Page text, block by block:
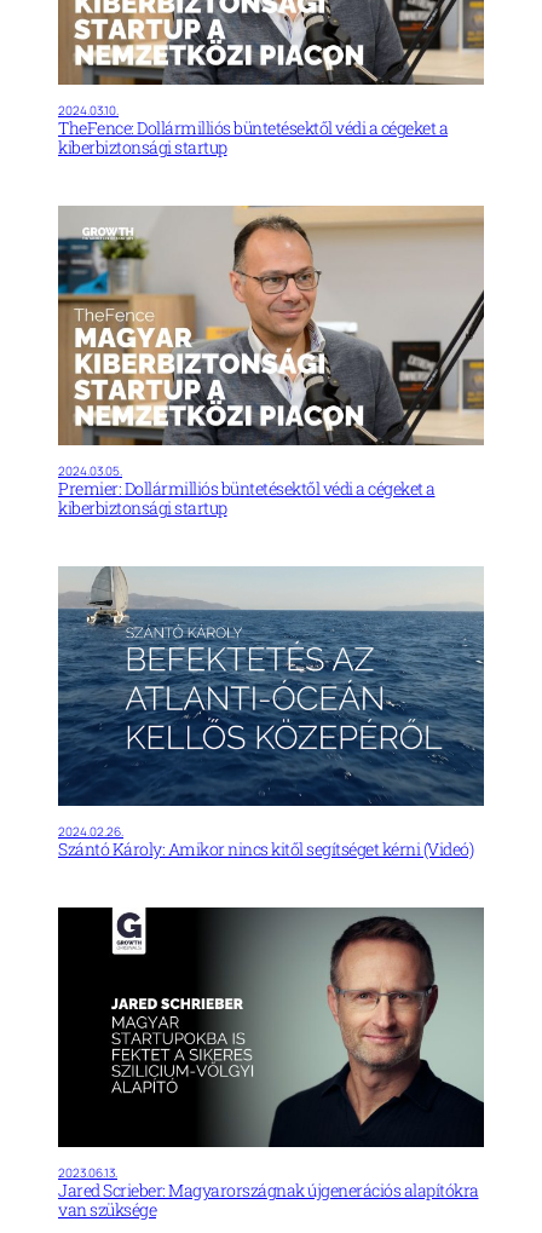
2024.03.10.
TheFence: Dollármilliós büntetésektől védi a cégeket a
kiberbiztonsági startup
2024.03.05.
Premier: Dollármilliós büntetésektől védi a cégeket a
kiberbiztonsági startup
2024.02.26.
Szántó Károly: Amikor nincs kitől segítséget kérni (Videó)
2023.06.13.
Jared Scrieber: Magyarországnak újgenerációs alapítókra
van szüksége